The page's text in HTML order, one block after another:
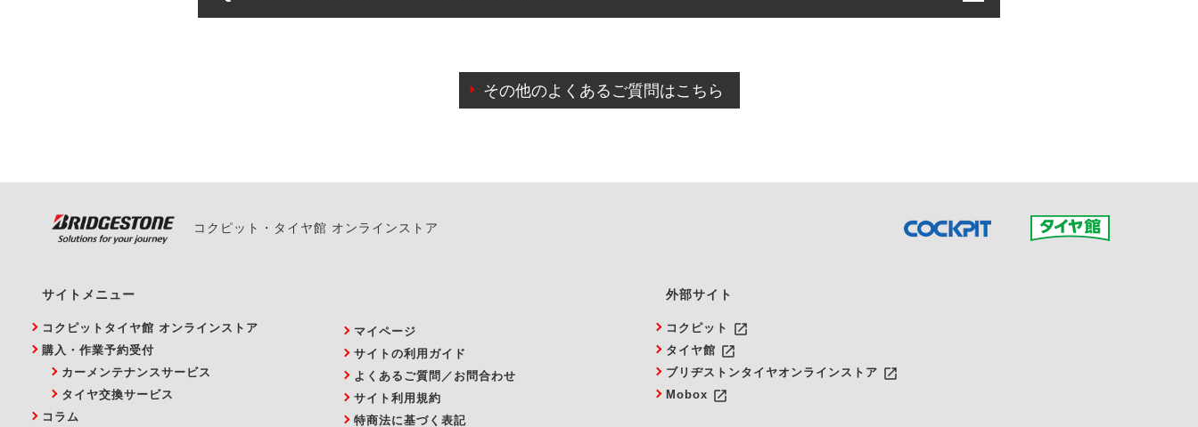
また、やむを得ない事由によりご予約のキャンセルをご希望の際は、直接ご予約いただいた店舗へご連絡くださ
その他のよくあるご質問はこちら
コクピット・タイヤ館 オンラインストア
サイトメニュー
コクピットタイヤ館 オンラインストア
購入・作業予約受付
カーメンテナンスサービス
タイヤ交換サービス
コラム
マイページ
サイトの利用ガイド
よくあるご質問／お問合わせ
サイト利用規約
特商法に基づく表記
外部サイト
コクピット launch
タイヤ館 launch
ブリヂストンタイヤオンラインストア launch
Mobox launch